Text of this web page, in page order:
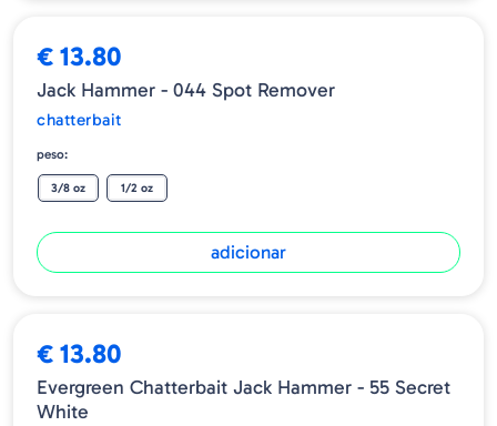
€ 13.80
Jack Hammer - 044 Spot Remover
chatterbait
peso:
3/8 oz 1/2 oz
adicionar
€ 13.80
Evergreen Chatterbait Jack Hammer - 55 Secret
White